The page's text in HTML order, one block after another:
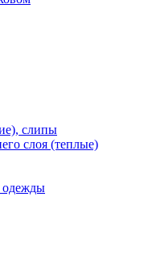
слипы
слоя (теплые)
одежды